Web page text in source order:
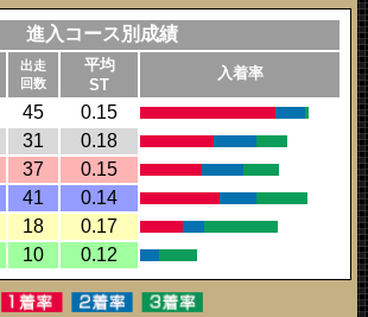
進入コース別成績
出走
回数
平均
ST
入着率
45
0.15
31
0.18
37
0.15
41
0.14
18
0.17
10 0.12